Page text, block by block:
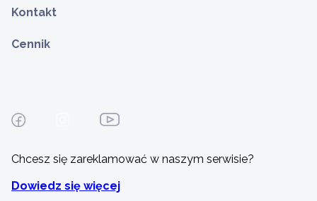
Kontakt
Cennik
Chcesz się zareklamować w naszym serwisie?
Dowiedz się więcej